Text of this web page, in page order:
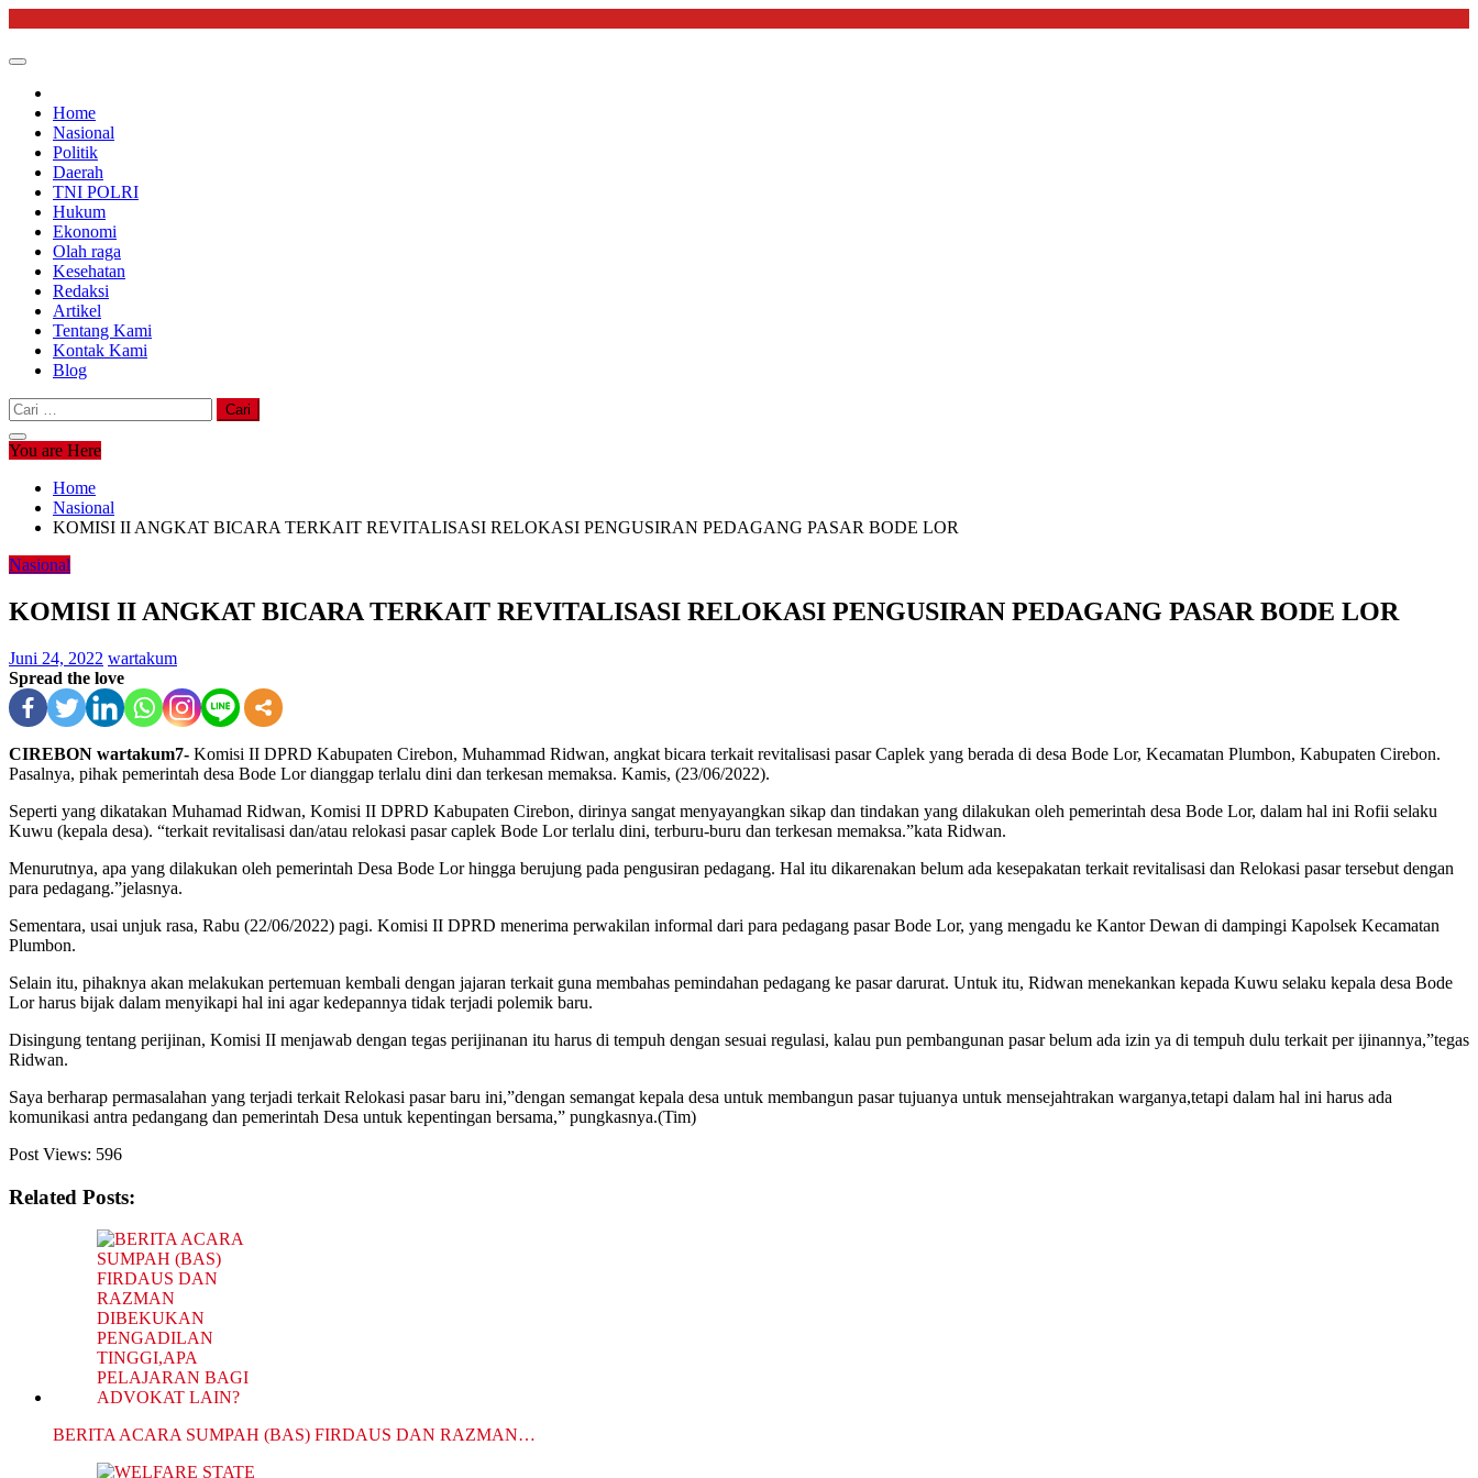
content
Home
Nasional
Politik
Daerah
TNI POLRI
Hukum
Ekonomi
Olah raga
Kesehatan
Redaksi
Artikel
Tentang Kami
Kontak Kami
Blog
Cari
untuk:
You are Here
Home
Nasional
KOMISI II ANGKAT BICARA TERKAIT REVITALISASI RELOKASI PENGUSIRAN PEDAGANG PASAR BODE LOR
Nasional
KOMISI II ANGKAT BICARA TERKAIT REVITALISASI RELOKASI PENGUSIRAN PEDAGANG PASAR BODE LOR
Juni 24, 2022 wartakum
Spread the love
CIREBON wartakum7- Komisi II DPRD Kabupaten Cirebon, Muhammad Ridwan, angkat bicara terkait revitalisasi pasar Caplek yang berada di desa Bode Lor, Kecamatan Plumbon, Kabupaten Cirebon.
Pasalnya, pihak pemerintah desa Bode Lor dianggap terlalu dini dan terkesan memaksa. Kamis, (23/06/2022).
Seperti yang dikatakan Muhamad Ridwan, Komisi II DPRD Kabupaten Cirebon, dirinya sangat menyayangkan sikap dan tindakan yang dilakukan oleh pemerintah desa Bode Lor, dalam hal ini Rofii selaku
Kuwu (kepala desa). “terkait revitalisasi dan/atau relokasi pasar caplek Bode Lor terlalu dini, terburu-buru dan terkesan memaksa.”kata Ridwan.
Menurutnya, apa yang dilakukan oleh pemerintah Desa Bode Lor hingga berujung pada pengusiran pedagang. Hal itu dikarenakan belum ada kesepakatan terkait revitalisasi dan Relokasi pasar tersebut dengan
para pedagang.”jelasnya.
Sementara, usai unjuk rasa, Rabu (22/06/2022) pagi. Komisi II DPRD menerima perwakilan informal dari para pedagang pasar Bode Lor, yang mengadu ke Kantor Dewan di dampingi Kapolsek Kecamatan
Plumbon.
Selain itu, pihaknya akan melakukan pertemuan kembali dengan jajaran terkait guna membahas pemindahan pedagang ke pasar darurat. Untuk itu, Ridwan menekankan kepada Kuwu selaku kepala desa Bode
Lor harus bijak dalam menyikapi hal ini agar kedepannya tidak terjadi polemik baru.
Disingung tentang perijinan, Komisi II menjawab dengan tegas perijinanan itu harus di tempuh dengan sesuai regulasi, kalau pun pembangunan pasar belum ada izin ya di tempuh dulu terkait per ijinannya,”tegas
Ridwan.
Saya berharap permasalahan yang terjadi terkait Relokasi pasar baru ini,”dengan semangat kepala desa untuk membangun pasar tujuanya untuk mensejahtrakan warganya,tetapi dalam hal ini harus ada
komunikasi antra pedangang dan pemerintah Desa untuk kepentingan bersama,” pungkasnya.(Tim)
Post Views: 596
Related Posts:
BERITA ACARA SUMPAH (BAS) FIRDAUS DAN RAZMAN…